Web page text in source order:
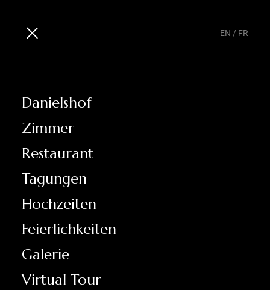
EN / FR
Danielshof
Zimmer
Restaurant
Tagungen
Hochzeiten
Feierlichkeiten
Galerie
Virtual Tour